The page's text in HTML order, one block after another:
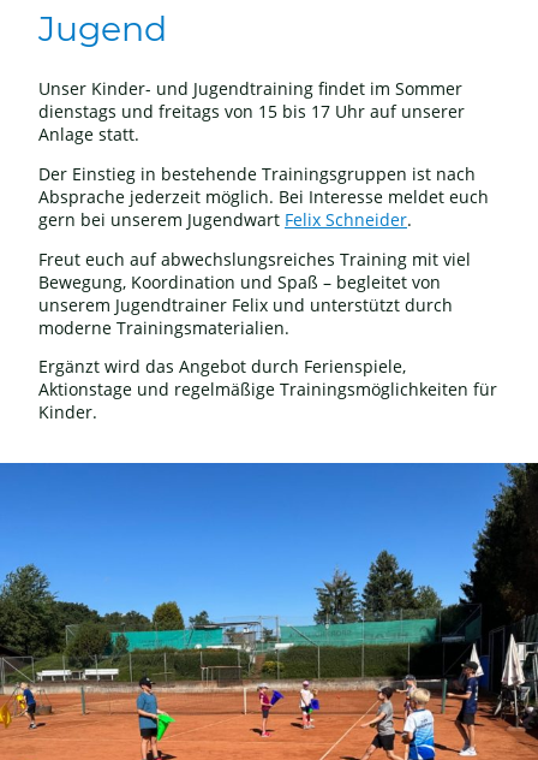
Jugend
Unser Kinder- und Jugendtraining findet im Sommer
dienstags und freitags von 15 bis 17 Uhr auf unserer
Anlage statt.
Der Einstieg in bestehende Trainingsgruppen ist nach
Absprache jederzeit möglich. Bei Interesse meldet euch
gern bei unserem Jugendwart Felix Schneider.
Freut euch auf abwechslungsreiches Training mit viel
Bewegung, Koordination und Spaß – begleitet von
unserem Jugendtrainer Felix und unterstützt durch
moderne Trainingsmaterialien.
Ergänzt wird das Angebot durch Ferienspiele,
Aktionstage und regelmäßige Trainingsmöglichkeiten für
Kinder.